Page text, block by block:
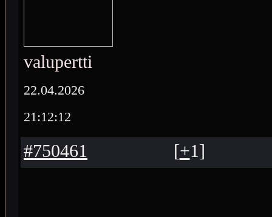
valupertti
22.04.2026
21:12:12
#750461 [+1]